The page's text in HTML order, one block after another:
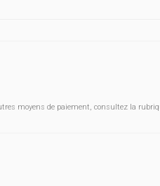
moyens de paiement, consultez la